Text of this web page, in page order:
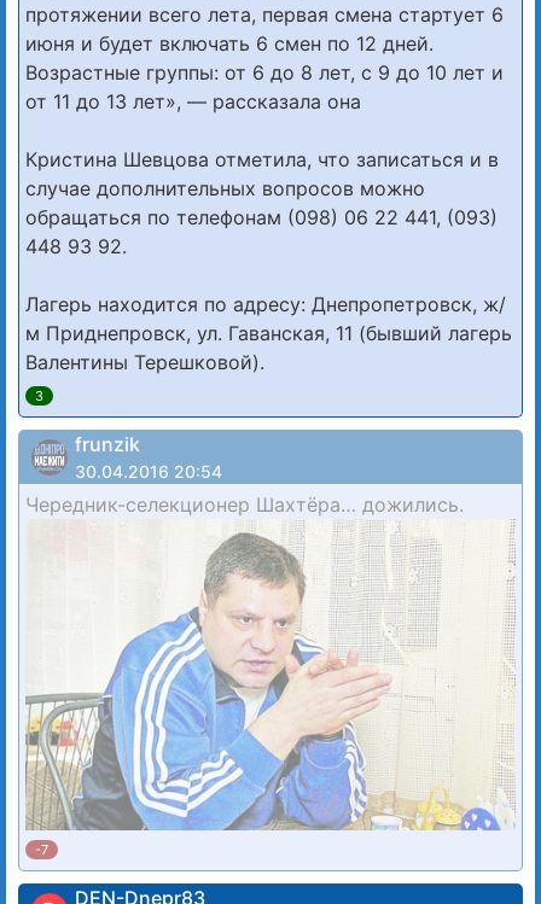
протяжении всего лета, первая смена стартует 6
июня и будет включать 6 смен по 12 дней.
Возрастные группы: от 6 до 8 лет, с 9 до 10 лет и
от 11 до 13 лет», — рассказала она
Кристина Шевцова отметила, что записаться и в
случае дополнительных вопросов можно
обращаться по телефонам (098) 06 22 441, (093)
448 93 92.
Лагерь находится по адресу: Днепропетровск, ж/
м Приднепровск, ул. Гаванская, 11 (бывший лагерь
Валентины Терешковой).
3
frunzik
30.04.2016 20:54
Чередник-селекционер Шахтёра… дожились.
-7
DEN-Dnepr83